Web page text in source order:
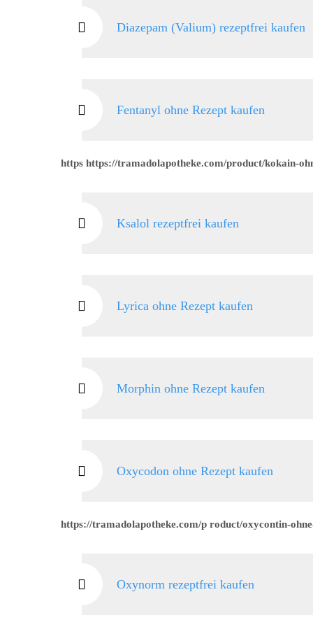
Diazepam (Valium) rezeptfrei kaufen
Fentanyl ohne Rezept kaufen
https https://tramadolapotheke.com/product/kokain-
Ksalol rezeptfrei kaufen
Lyrica ohne Rezept kaufen
Morphin ohne Rezept kaufen
Oxycodon ohne Rezept kaufen
https://tramadolapotheke.com/p roduct/oxycontin-
Oxynorm rezeptfrei kaufen